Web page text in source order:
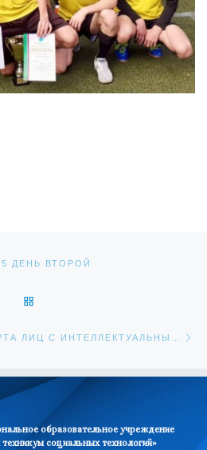
ДЕНЬ ВТОРОЙ
образовательное учреждение
социальных технологий»